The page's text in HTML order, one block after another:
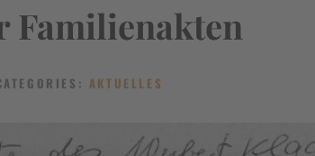
Familienakten
AKTUELLES